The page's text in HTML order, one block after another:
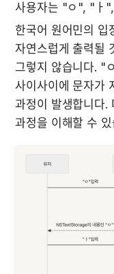
사용자는 "ㅇ", "ㅏ
한국어 원어민의
자연스럽게 출력될
그렇지 않습니다.
사이사이에 문자가
과정이 발생합니다.
과정을 이해할 수